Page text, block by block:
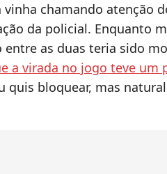
chamando atenção
da policial. Enquanto
as duas teria sido
a virada no jogo teve um
quis bloquear, mas